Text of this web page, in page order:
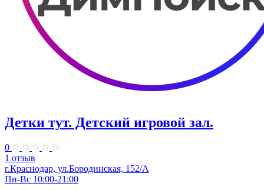
Детки тут. Детский игровой зал.
0
1 отзыв
г.Краснодар, ул.​Бородинская, 152/А
Пн-Вс 10:00-21:00